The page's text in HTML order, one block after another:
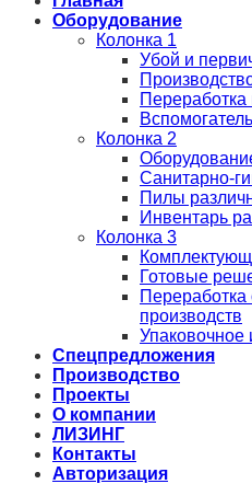
Оборудование
Колонка 1
Убой и
Колонка 2
Санитарно-
Пилы
Инвентарь
Колонка 3
Готовые
производств
Упаковочное
Спецпредложения
Производство
Проекты
О компании
ЛИЗИНГ
Контакты
Авторизация